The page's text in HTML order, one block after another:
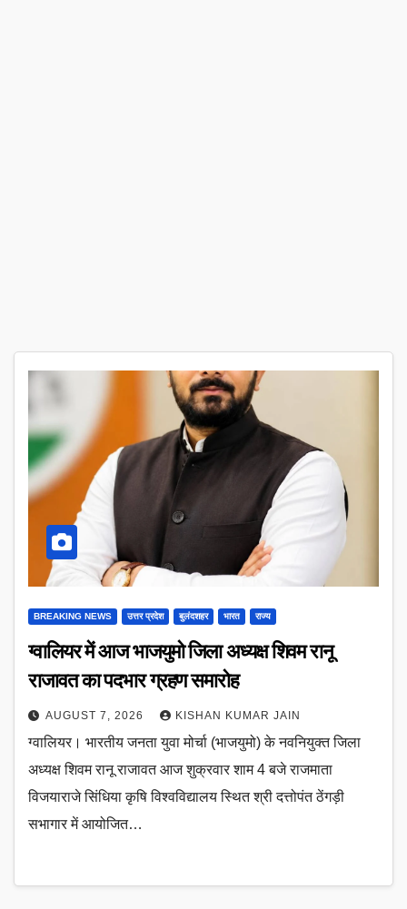
BREAKING NEWS उत्तर प्रदेश बुलंदशहर भारत राज्य
ग्वालियर में आज भाजयुमो जिला अध्यक्ष शिवम रानू
राजावत का पदभार ग्रहण समारोह
AUGUST 7, 2026 KISHAN KUMAR JAIN
ग्वालियर। भारतीय जनता युवा मोर्चा (भाजयुमो) के नवनियुक्त जिला
अध्यक्ष शिवम रानू राजावत आज शुक्रवार शाम 4 बजे राजमाता
विजयाराजे सिंधिया कृषि विश्वविद्यालय स्थित श्री दत्तोपंत ठेंगड़ी
सभागार में आयोजित…